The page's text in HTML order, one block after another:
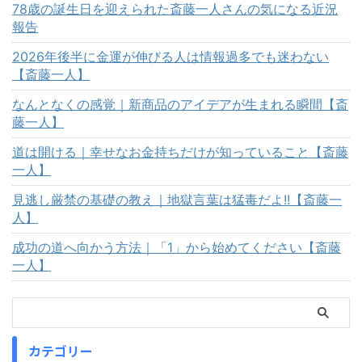
78歳の誕生日を迎えられた斎藤一人さんの気になる近況
報告
2026年後半に金運が伸びる人は情報過多でも迷わない
【斎藤一人】
なんとなくの感覚｜新商品のアイデアが生まれる瞬間【斎
藤一人】
道は開ける｜幸せなお金持ちだけが知っていること【斎藤
一人】
見逃し厳禁の基礎の教え｜地獄言葉は猛毒だよ!!【斎藤一
人】
成功の道へ向かう方法｜「1」から始めてください【斎藤
一人】
カテゴリー